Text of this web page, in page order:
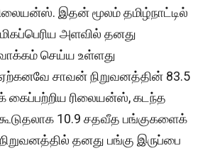
இதன் மூலம் தமிழ்நாட்டில்
அளவில் தனது
செய்ய உள்ளது
ஏற்கனவே சாவன் நிறுவனத்தின் 83.5
ரிலையன்ஸ், கடந்த
கூடுதலாக 10.9 சதவீத பங்குகளைக்
தனது பங்கு இருப்பை